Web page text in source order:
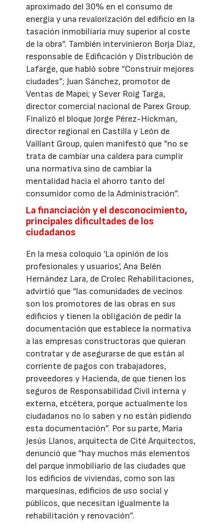
aproximado del 30% en el consumo de
energía y una revalorización del edificio en la
tasación inmobiliaria muy superior al coste
de la obra”. También intervinieron Borja Díaz,
responsable de Edificación y Distribución de
Lafarge, que habló sobre “Construir mejores
ciudades”; Juan Sánchez, promotor de
Ventas de Mapei; y Sever Roig Targa,
director comercial nacional de Parex Group.
Finalizó el bloque Jorge Pérez-Hickman,
director regional en Castilla y León de
Vaillant Group, quien manifestó que “no se
trata de cambiar una caldera para cumplir
una normativa sino de cambiar la
mentalidad hacia el ahorro tanto del
consumidor como de la Administración”.
La financiación y el desconocimiento,
principales dificultades de los
ciudadanos
En la mesa coloquio 'La opinión de los
profesionales y usuarios', Ana Belén
Hernández Lara, de Crolec Rehabilitaciones,
advirtió que “las comunidades de vecinos
son los promotores de las obras en sus
edificios y tienen la obligación de pedir la
documentación que establece la normativa
a las empresas constructoras que quieran
contratar y de asegurarse de que están al
corriente de pagos con trabajadores,
proveedores y Hacienda, de que tienen los
seguros de Responsabilidad Civil interna y
externa, etcétera, porque actualmente los
ciudadanos no lo saben y no están pidiendo
esta documentación”. Por su parte, María
Jesús Llanos, arquitecta de Cité Arquitectos,
denunció que “hay muchos más elementos
del parque inmobiliario de las ciudades que
los edificios de viviendas, como son las
marquesinas, edificios de uso social y
públicos, que necesitan igualmente la
rehabilitación y renovación”.